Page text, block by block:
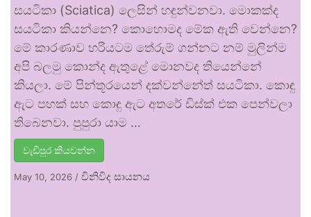
සයටිකා (Sciatica) ලෙසින් හඳුන්වනවා. මොකක්ද
සයටිකා කියන්නෙ? කොහොමද මේක ඇති වෙන්නෙ?
මේ කාරණාව හරියටම තේරුම් ගන්නට නම් මුලින්ම
අපි බලමු කොන්ද ඇතුළේ මොනවද තියෙන්නේ
කියලා. මේ පින්තූරයෙන් දක්වන්නේත් සයටිකා. කොඳු
ඇට පහක් සහ කොඳු ඇට අතරේ ඩිස්ක් එක පෙන්වලා
තිබෙනවා. පුපුරා යාම …
වැඩිපුර කියවන්න
May 10, 2026 / විනිවිද සායනය